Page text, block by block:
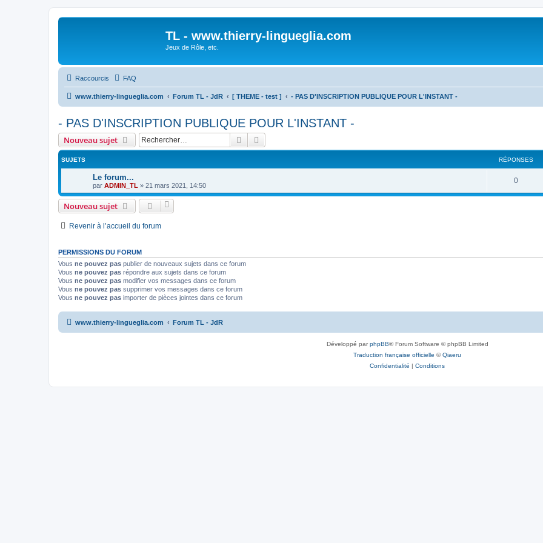
TL - www.thierry-lingueglia.com
Jeux de Rôle, etc.
Raccourcis FAQ
www.thierry-lingueglia.com Forum TL - JdR [ THEME - test ] - PAS D'INSCRIPTION PUBLIQUE POUR L'INSTANT -
- PAS D'INSCRIPTION PUBLIQUE POUR L'INSTANT -
Nouveau sujet Rechercher
SUJETS RÉPONSES
Le forum...
par ADMIN_TL » 21 mars 2021, 14:50
0R
é
s
Nouveau sujet
Revenir à l’accueil du forum
PERMISSIONS DU FORUM
Vous ne pouvez pas publier de nouveaux sujets dans ce forum
Vous ne pouvez pas répondre aux sujets dans ce forum
Vous ne pouvez pas modifier vos messages dans ce forum
Vous ne pouvez pas supprimer vos messages dans ce forum
Vous ne pouvez pas importer de pièces jointes dans ce forum
www.thierry-lingueglia.com Forum TL - JdR
Développé parphpBB® Forum Software © phpBB Limited
Traduction française officielle ©Qiaeru
Confidentialité | Conditions